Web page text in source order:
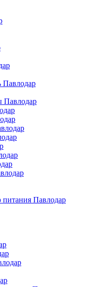
Павлодар
Павлодар
питания Павлодар